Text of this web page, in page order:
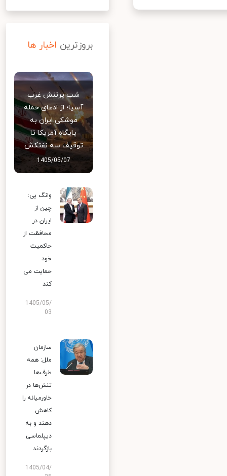
بروزترین اخبار ها
شب پرتنش غرب
آسیا؛ از ادعای حمله
موشکی ایران به
پایگاه آمریکا تا
توقیف سه نفتکش
1405/05/07
وانگ یی:
چین از
ایران در
محافظت از
حاکمیت
خود
حمایت می
کند
1405/05/
03
سازمان
ملل: همه
طرف‌ها
تنش‌ها در
خاورمیانه را
کاهش
دهند و به
دیپلماسی
بازگردند
1405/04/